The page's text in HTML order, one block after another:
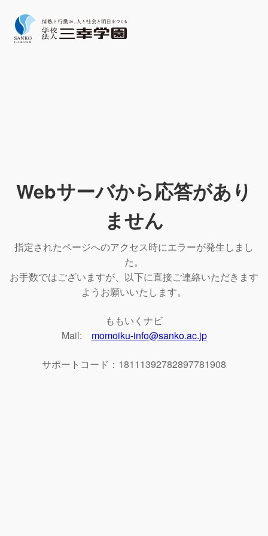
Webサーバから応答があり
ません
指定されたページへのアクセス時にエラーが発生しまし
た。
お手数ではございますが、以下に直接ご連絡いただきます
ようお願いいたします。
ももいくナビ
Mail: momoiku-info@sanko.ac.jp
サポートコード：18111392782897781908